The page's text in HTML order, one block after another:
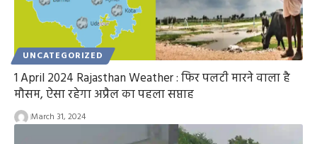
UNCATEGORIZED
1 April 2024 Rajasthan Weather : फिर पलटी मारने वाला है
मौसम, ऐसा रहेगा अप्रैल का पहला सप्ताह
March 31, 2024